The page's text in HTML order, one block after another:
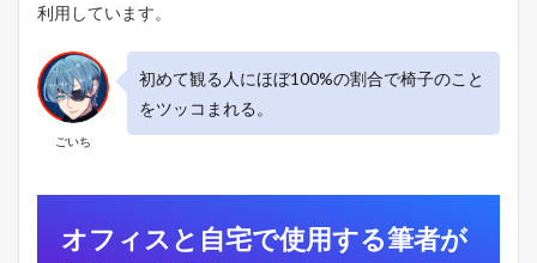
利用しています。
ごいち
初めて観る人にほぼ100%の割合で椅子のこと
をツッコまれる。
オフィスと自宅で使用する筆者が